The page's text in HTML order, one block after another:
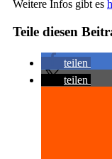
Weitere Infos gibt es
Teile diesen
teilen
teilen